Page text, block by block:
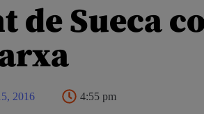
de Sueca
2016 4:55 pm